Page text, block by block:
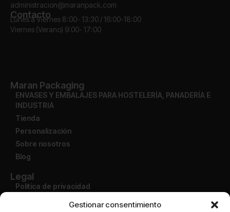
Gestionar consentimiento
administracion@maranpack.com
Contacto
Lunes a Viernes 8:00- 13:30 / 16:00-18:00
Viernes (Verano) 9:00- 17:00
Maran Packaging
ENVASES Y EMBALAJES PARA HOSTELERÍA, PANADERÍA E
INDUSTRIA
Tienda
Personalización
Sobre nosotros
Blog
Legal
Política de privacidad